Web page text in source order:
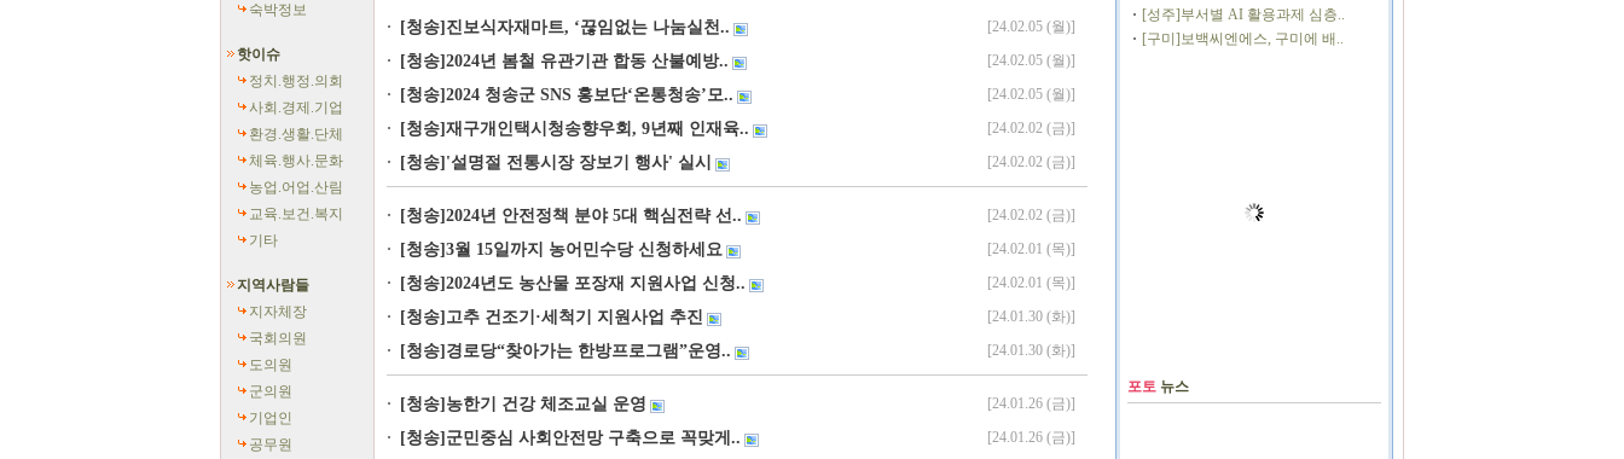
숙박정보
핫이슈
정치.행정.의회
사회.경제.기업
환경.생활.단체
체육.행사.문화
농업.어업.산림
교육.보건.복지
기타
지역사람들
지자체장
국회의원
도의원
군의원
기업인
공무원
[청송]진보식자재마트, ‘끊임없는 나눔실천.. [24.02.05 (월)]
[청송]2024년 봄철 유관기관 합동 산불예방.. [24.02.05 (월)]
[청송]2024 청송군 SNS 홍보단‘온통청송’모.. [24.02.05 (월)]
[청송]재구개인택시청송향우회, 9년째 인재육.. [24.02.02 (금)]
[청송]'설명절 전통시장 장보기 행사' 실시 [24.02.02 (금)]
[청송]2024년 안전정책 분야 5대 핵심전략 선.. [24.02.02 (금)]
[청송]3월 15일까지 농어민수당 신청하세요 [24.02.01 (목)]
[청송]2024년도 농산물 포장재 지원사업 신청.. [24.02.01 (목)]
[청송]고추 건조기·세척기 지원사업 추진 [24.01.30 (화)]
[청송]경로당“찾아가는 한방프로그램”운영.. [24.01.30 (화)]
[청송]농한기 건강 체조교실 운영 [24.01.26 (금)]
[청송]군민중심 사회안전망 구축으로 꼭맞게.. [24.01.26 (금)]
[성주]부서별 AI 활용과제 심층..
[구미]보백씨엔에스, 구미에 배..
포토 뉴스